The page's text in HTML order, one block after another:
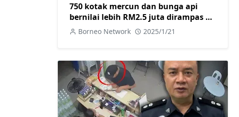
750 kotak mercun dan bunga api
bernilai lebih RM2.5 juta dirampas di
Kuching dan Miri, dua ditangkap
Borneo Network 2025/1/21